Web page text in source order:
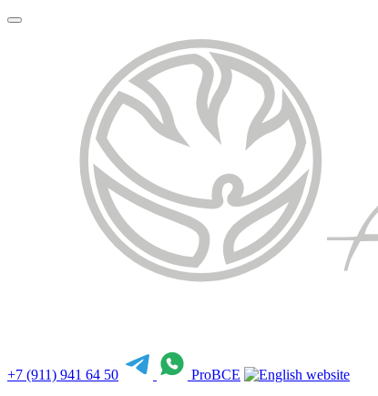
+7 (911) 941 64 50
ProBCE